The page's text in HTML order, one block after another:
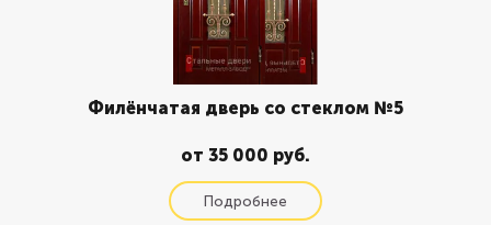
Филёнчатая дверь со стеклом №5
от 35 000 руб.